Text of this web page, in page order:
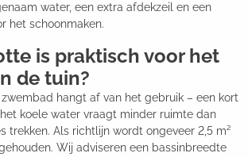
water, een extra afdekzeil en een
het schoonmaken.
is praktisch voor het
de tuin?
hangt af van het gebruik – een kort
koele water vraagt minder ruimte dan
trekken. Als richtlijn wordt ongeveer 2,5 m²
Wij adviseren een bassinbreedte